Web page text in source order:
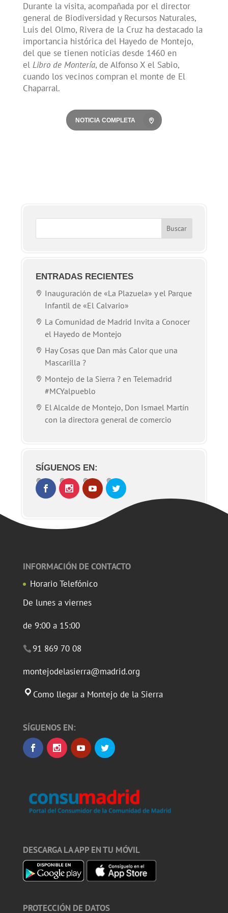
Durante la visita, acompañada por el director
general de Biodiversidad y Recursos Naturales,
Luis del Olmo, Rivera de la Cruz ha destacado la
importancia histórica del Hayedo de Montejo,
del que se tienen noticias desde 1460 en
el Libro de Montería, de Alfonso X el Sabio,
cuando los vecinos compran el monte de El
Chaparral.
NOTICIA COMPLETA
ENTRADAS RECIENTES
Inauguración de «La Plazuela» y el Parque
Infantil de «El Calvario»
La Comunidad de Madrid Invita a Conocer
el Hayedo de Montejo
Hay Cosas que Dan más Calor que una
Mascarilla ?
Montejo de la Sierra ? en Telemadrid
#MCYalpueblo
El Alcalde de Montejo, Don Ismael Martín
con la directora general de comercio
SÍGUENOS EN:
INFORMACIÓN DE CONTACTO
Horario Telefónico
De lunes a viernes
de 9:00 a 15:00
91 869 70 08
montejodelasierra@madrid.org
Como llegar a Montejo de la Sierra
SÍGUENOS EN:
DESCARGA LA APP EN TU MÓVIL
PROTECCIÓN DE DATOS